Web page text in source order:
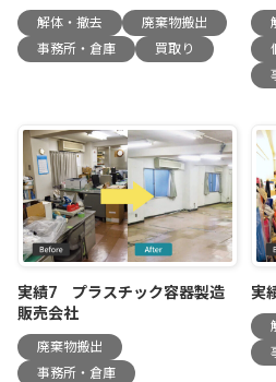
解体・撤去
廃棄物搬出
事務所・倉庫
買取り
実績7 プラスチック容器製造
販売会社
廃棄物搬出
事務所・倉庫
実